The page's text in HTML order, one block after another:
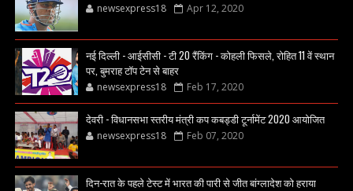
newsexpress18 Apr 12, 2020
नई दिल्ली - आईसीसी - टी 20 रैंकिंग - कोहली फिसले, रोहित 11 वें स्थान
पर, बुमराह टॉप टेन से बाहर
newsexpress18 Feb 17, 2020
देवरी - विधानसभा स्तरीय मंत्री कप कबड्डी टूर्नामेंट 2020 आयोजित
newsexpress18 Feb 07, 2020
दिन-रात के पहले टेस्ट में भारत की पारी से जीत बांग्लादेश को हराया